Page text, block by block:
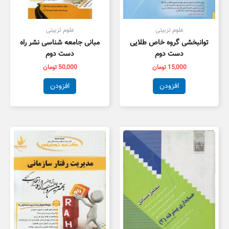
علوم تزبیتی
توانبخشی گروه خاص طلایی
دست دوم
15,000 تومان
افزودن
علوم تزبیتی
مبانی جامعه شناسی نشر راه
دست دوم
50,000 تومان
افزودن